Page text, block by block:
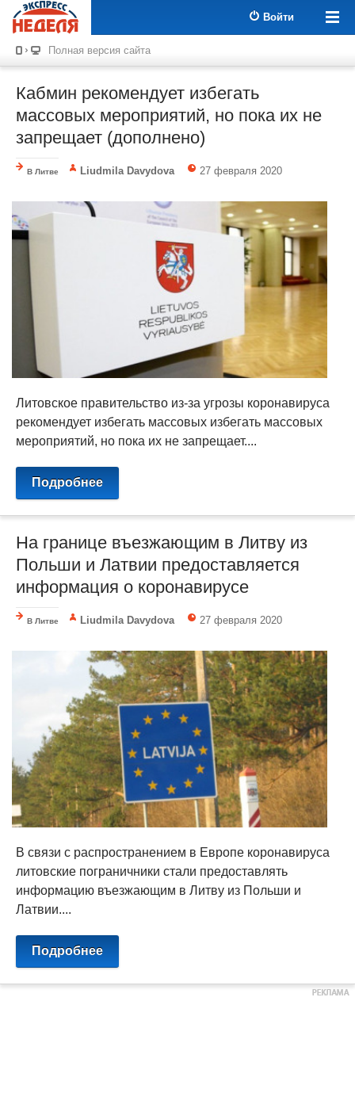
Войти
Полная версия сайта
Кабмин рекомендует избегать
массовых мероприятий, но пока их не
запрещает (дополнено)
В Литве Liudmila Davydova 27 февраля 2020
Литовское правительство из-за угрозы коронавируса
рекомендует избегать массовых избегать массовых
мероприятий, но пока их не запрещает....
Подробнее
На границе въезжающим в Литву из
Польши и Латвии предоставляется
информация о коронавирусе
В Литве Liudmila Davydova 27 февраля 2020
В связи с распространением в Европе коронавируса
литовские пограничники стали предоставлять
информацию въезжающим в Литву из Польши и
Латвии....
Подробнее